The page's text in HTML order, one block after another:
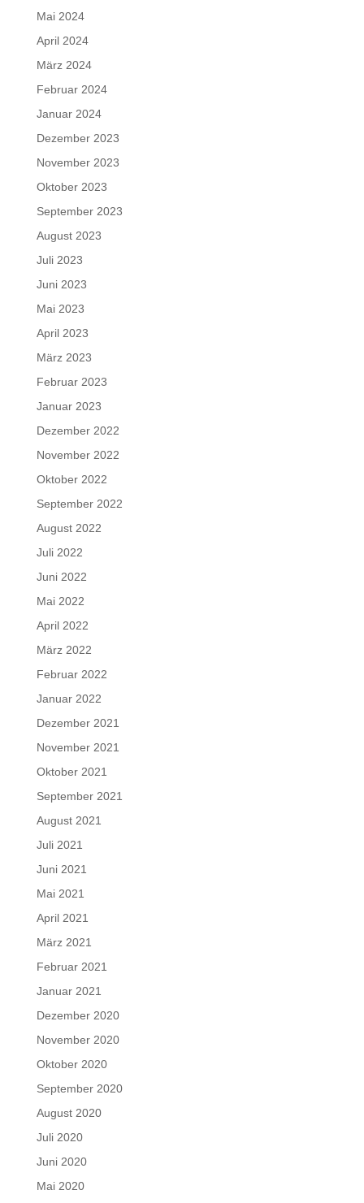
Mai 2024
April 2024
März 2024
Februar 2024
Januar 2024
Dezember 2023
November 2023
Oktober 2023
September 2023
August 2023
Juli 2023
Juni 2023
Mai 2023
April 2023
März 2023
Februar 2023
Januar 2023
Dezember 2022
November 2022
Oktober 2022
September 2022
August 2022
Juli 2022
Juni 2022
Mai 2022
April 2022
März 2022
Februar 2022
Januar 2022
Dezember 2021
November 2021
Oktober 2021
September 2021
August 2021
Juli 2021
Juni 2021
Mai 2021
April 2021
März 2021
Februar 2021
Januar 2021
Dezember 2020
November 2020
Oktober 2020
September 2020
August 2020
Juli 2020
Juni 2020
Mai 2020